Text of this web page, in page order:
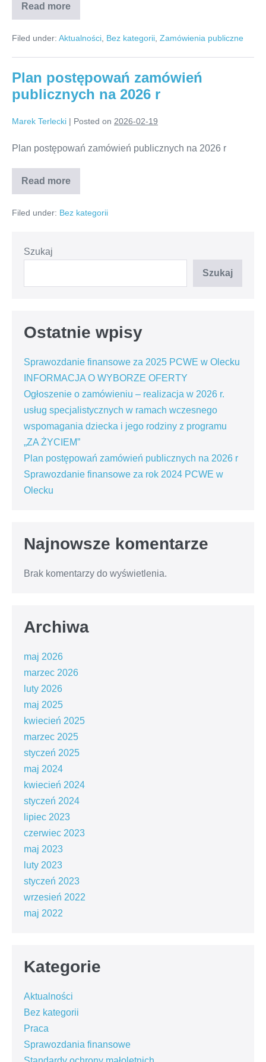
Read more
Ogłoszenie
o
–
w
r.
usług
specjalistycznych
wczesnego
dziecka
i
rodziny
z
ŻYCIEM”
Filed under: Aktualności Bez kategorii Zamówienia publiczne
Plan postępowań zamówień
publicznych na 2026 r
Marek Terlecki | Posted on 2026-02-19
Plan postępowań zamówień publicznych na 2026 r
Read more
Plan
postępowań
publicznych
Filed under: Bez kategorii
Szukaj
Szukaj
Ostatnie wpisy
Sprawozdanie finansowe za 2025 PCWE w Olecku
INFORMACJA O WYBORZE OFERTY
Ogłoszenie o zamówieniu – realizacja w 2026 r.
usług specjalistycznych w ramach wczesnego
wspomagania dziecka i jego rodziny z programu
„ZA ŻYCIEM”
Plan postępowań zamówień publicznych na 2026 r
Sprawozdanie finansowe za rok 2024 PCWE w
Olecku
Najnowsze komentarze
Brak komentarzy do wyświetlenia.
Archiwa
maj 2026
marzec 2026
luty 2026
maj 2025
kwiecień 2025
marzec 2025
styczeń 2025
maj 2024
kwiecień 2024
styczeń 2024
lipiec 2023
czerwiec 2023
maj 2023
luty 2023
styczeń 2023
wrzesień 2022
maj 2022
Kategorie
Aktualności
Bez kategorii
Praca
Sprawozdania finansowe